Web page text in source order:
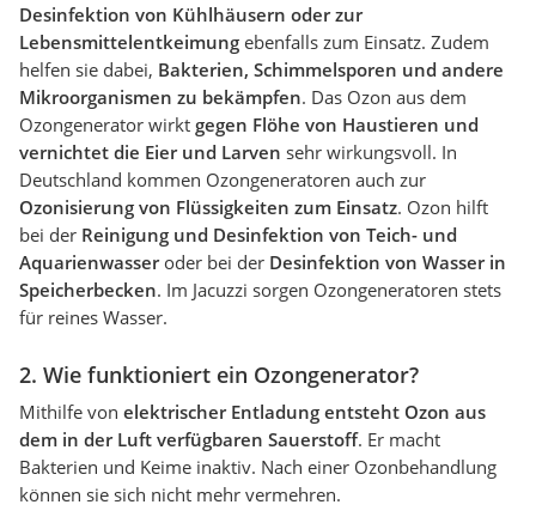
Desinfektion von Kühlhäusern oder zur
Lebensmittelentkeimung ebenfalls zum Einsatz. Zudem
helfen sie dabei, Bakterien, Schimmelsporen und andere
Mikroorganismen zu bekämpfen. Das Ozon aus dem
Ozongenerator wirkt gegen Flöhe von Haustieren und
vernichtet die Eier und Larven sehr wirkungsvoll. In
Deutschland kommen Ozongeneratoren auch zur
Ozonisierung von Flüssigkeiten zum Einsatz. Ozon hilft
bei der Reinigung und Desinfektion von Teich- und
Aquarienwasseroder bei der Desinfektion von Wasser in
Speicherbecken. Im Jacuzzi sorgen Ozongeneratoren stets
für reines Wasser.
2. Wie funktioniert ein Ozongenerator?
Mithilfe von elektrischer Entladung entsteht Ozon aus
dem in der Luft verfügbaren Sauerstoff. Er macht
Bakterien und Keime inaktiv. Nach einer Ozonbehandlung
können sie sich nicht mehr vermehren.